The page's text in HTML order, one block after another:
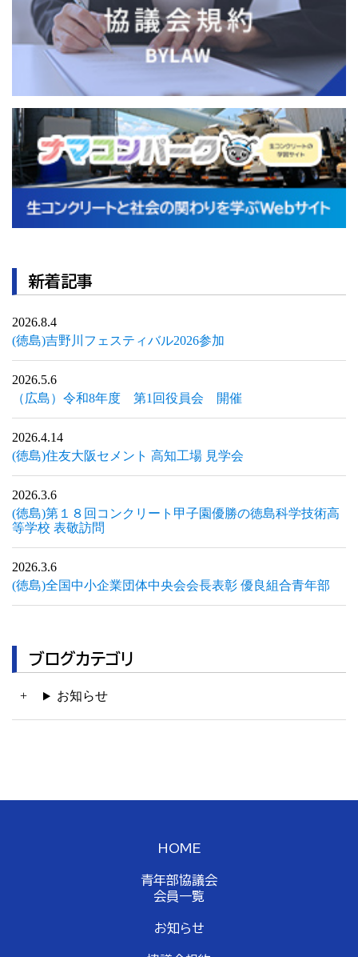
新着記事
2026.8.4
(徳島)吉野川フェスティバル2026参加
2026.5.6
（広島）令和8年度 第1回役員会 開催
2026.4.14
(徳島)住友大阪セメント 高知工場 見学会
2026.3.6
(徳島)第１８回コンクリート甲子園優勝の徳島科学技術高
等学校 表敬訪問
2026.3.6
(徳島)全国中小企業団体中央会会長表彰 優良組合青年部
ブログカテゴリ
お知らせ
HOME
青年部協議会
会員一覧
お知らせ